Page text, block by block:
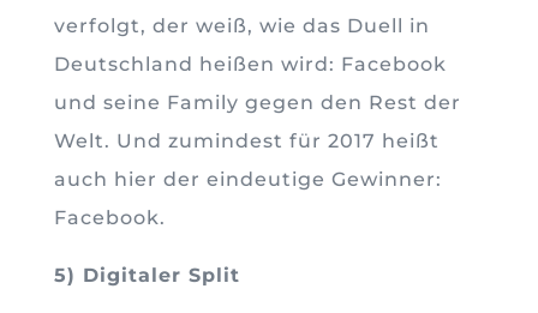
verfolgt, der weiß, wie das Duell in
Deutschland heißen wird: Facebook
und seine Family gegen den Rest der
Welt. Und zumindest für 2017 heißt
auch hier der eindeutige Gewinner:
Facebook.
5) Digitaler Split